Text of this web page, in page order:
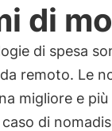
di
di spesa
remoto. Le
migliore e
di